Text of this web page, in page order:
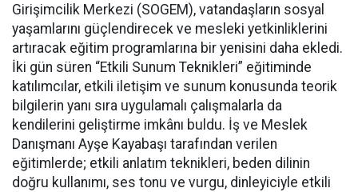
Girişimcilik Merkezi (SOGEM), vatandaşların sosyal
yaşamlarını güçlendirecek ve mesleki yetkinliklerini
artıracak eğitim programlarına bir yenisini daha ekledi.
İki gün süren “Etkili Sunum Teknikleri” eğitiminde
katılımcılar, etkili iletişim ve sunum konusunda teorik
bilgilerin yanı sıra uygulamalı çalışmalarla da
kendilerini geliştirme imkânı buldu. İş ve Meslek
Danışmanı Ayşe Kayabaşı tarafından verilen
eğitimlerde; etkili anlatım teknikleri, beden dilinin
doğru kullanımı, ses tonu ve vurgu, dinleyiciyle etkili